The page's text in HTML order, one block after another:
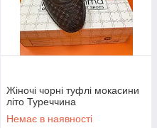
Жіночі чорні туфлі мокасини
літо Туреччина
Немає в наявності